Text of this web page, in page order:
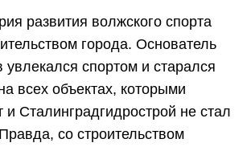
развития волжского спорта
города. Основатель
спортом и старался
всех объектах, которыми
и Сталинградгидрострой не стал
со строительством